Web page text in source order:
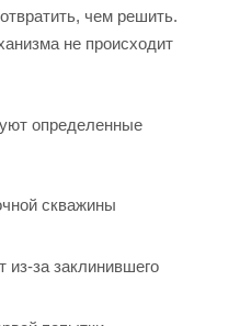
чем решить.
не происходит
определенные
скважины
из-за заклинившего